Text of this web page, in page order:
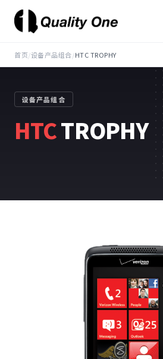
首页/设备产品组合/HTC TROPHY
设备产品组合
HTCTROPHY